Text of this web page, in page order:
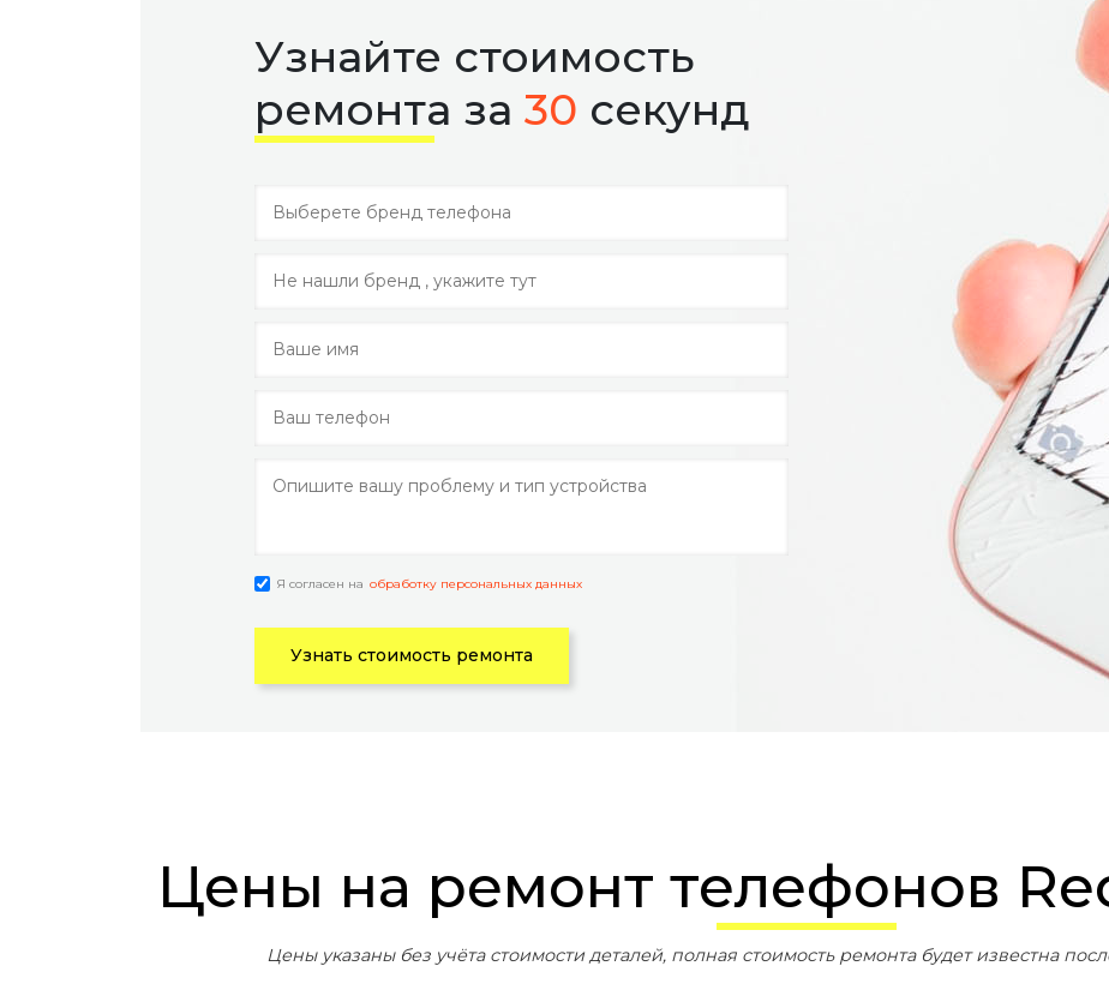
Узнайте стоимость
ремонта за 30 секунд
Я согласен на обработку персональных данных
Узнать стоимость ремонта
Цены на ремонт телефонов
Цены указаны без учёта стоимости деталей, полная стоимость ремонта будет известна